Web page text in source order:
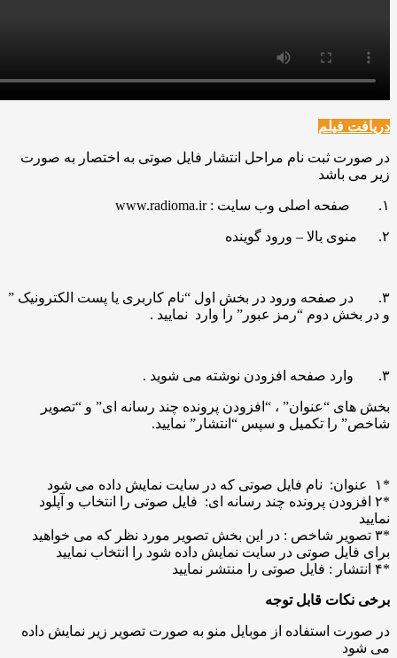
دریافت فیلم
در صورت ثبت نام مراحل انتشار فایل صوتی به اختصار به صورت
زیر می باشد
۱. صفحه اصلی وب سایت : www.radioma.ir
۲. منوی بالا – ورود گوینده
۳. در صفحه ورود در بخش اول “نام کاربری یا پست الکترونیک ”
و در بخش دوم “رمز عبور” را وارد نمایید .
۳. وارد صفحه افزودن نوشته می شوید .
بخش های “عنوان” ، “افزودن پرونده چند رسانه ای” و “تصویر
شاخص” را تکمیل و سپس “انتشار” نمایید.
*۱ عنوان: نام فایل صوتی که در سایت نمایش داده می شود
*۲ افزودن پرونده چند رسانه ای: فایل صوتی را انتخاب و آپلود
نمایید
*۳ تصویر شاخص : در این بخش تصویر مورد نظر که می خواهید
برای فایل صوتی در سایت نمایش داده شود را انتخاب نمایید
*۴ انتشار : فایل صوتی را منتشر نمایید
برخی نکات قابل توجه
در صورت استفاده از موبایل منو به صورت تصویر زیر نمایش داده
می شود